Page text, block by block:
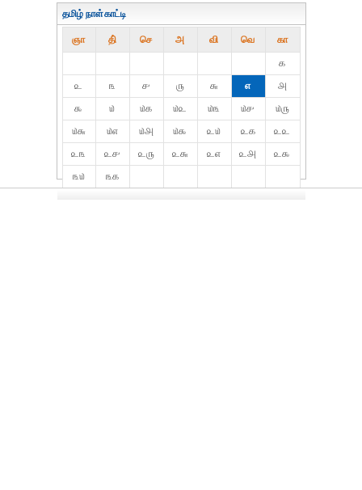
தமிழ் நாள்காட்டி
ஞா தி் செ அ வி வெ கா
௧
௨
௩ ௪ ௫ ௬ ௭
௮
௯
௰ ௰௧ ௰௨ ௰௩ ௰௪
௰௫
௰௬
௰௭ ௰௮ ௰௯ ௨௰ ௨௧
௨௨
௨௩
௨௪ ௨௫ ௨௬ ௨௭ ௨௮
௨௯
௩௰
௩௧